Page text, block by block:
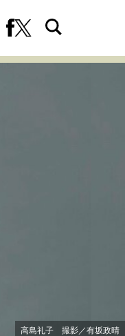
高島礼子 撮影／有坂政晴